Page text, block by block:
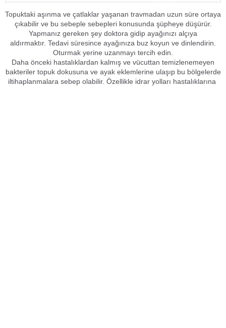
Topuktaki aşınma ve çatlaklar yaşanan travmadan uzun süre ortaya
çıkabilir ve bu sebeple sebepleri konusunda şüpheye düşürür.
Yapmanız gereken şey doktora gidip ayağınızı alçıya
aldırmaktır. Tedavi süresince ayağınıza buz koyun ve dinlendirin.
Oturmak yerine uzanmayı tercih edin.
Daha önceki hastalıklardan kalmış ve vücuttan temizlenemeyen
bakteriler topuk dokusuna ve ayak eklemlerine ulaşıp bu bölgelerde
iltihaplanmalara sebep olabilir. Özellikle idrar yolları hastalıklarına